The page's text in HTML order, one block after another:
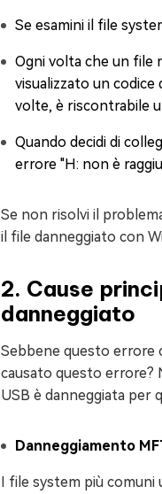
Se esamini il file
Ogni volta che un file
visualizzato un codice
volte, è riscontrabile
Quando decidi di
errore "H: non è
Se non risolvi il
il file danneggiato con
2. Cause
danneggiato
Sebbene questo errore
causato questo errore?
USB è danneggiata per
Danneggiamento
I file system più comuni